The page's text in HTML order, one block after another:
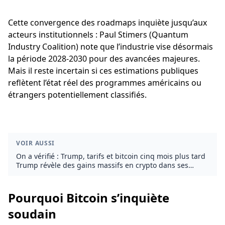
Cette convergence des roadmaps inquiète jusqu’aux
acteurs institutionnels : Paul Stimers (Quantum
Industry Coalition) note que l’industrie vise désormais
la période 2028-2030 pour des avancées majeures.
Mais il reste incertain si ces estimations publiques
reflètent l’état réel des programmes américains ou
étrangers potentiellement classifiés.
VOIR AUSSI
On a vérifié : Trump, tarifs et bitcoin cinq mois plus tard
Trump révèle des gains massifs en crypto dans ses
Pourquoi Bitcoin s’inquiète
soudain